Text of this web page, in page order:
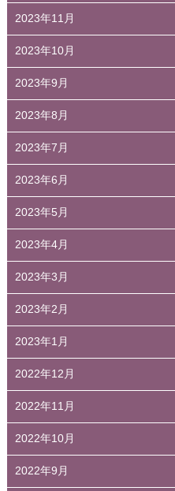
2023年11月
2023年10月
2023年9月
2023年8月
2023年7月
2023年6月
2023年5月
2023年4月
2023年3月
2023年2月
2023年1月
2022年12月
2022年11月
2022年10月
2022年9月